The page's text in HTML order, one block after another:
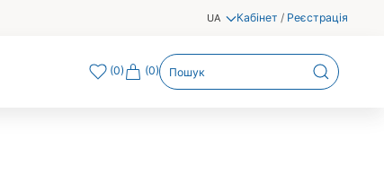
UA Кабінет / Реєстрація
(0) (0)